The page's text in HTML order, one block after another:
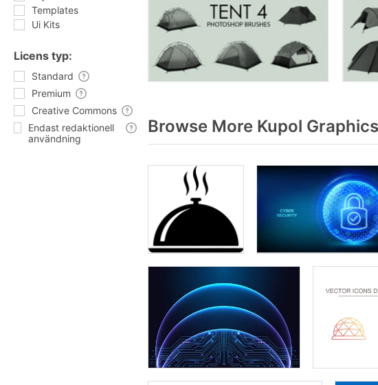
Templates
Ui Kits
Licens typ:
Standard
Premium
Creative Commons
Endast redaktionell
användning
Browse More Kupol